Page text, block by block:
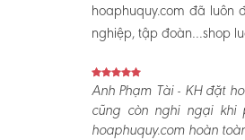
hoaphuquy.com đã luôn
nghiệp, tập đoàn…shop
Anh Phạm Tài - KH đặt
cũng còn nghi ngại khi
hoaphuquy.com hoàn